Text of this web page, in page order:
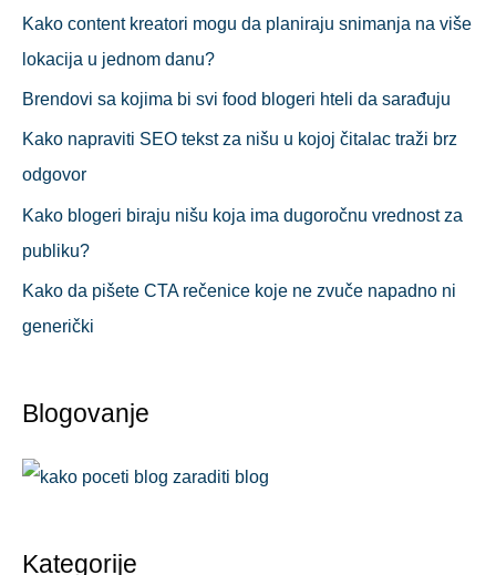
Kako content kreatori mogu da planiraju snimanja na više
lokacija u jednom danu?
Brendovi sa kojima bi svi food blogeri hteli da sarađuju
Kako napraviti SEO tekst za nišu u kojoj čitalac traži brz
odgovor
Kako blogeri biraju nišu koja ima dugoročnu vrednost za
publiku?
Kako da pišete CTA rečenice koje ne zvuče napadno ni
generički
Blogovanje
Kategorije